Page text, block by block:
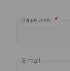
Ваше имя: *
E-mail: